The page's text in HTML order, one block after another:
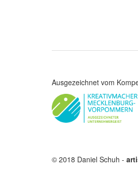
Ausgezeichnet vom
© 2018 Daniel Schuh -